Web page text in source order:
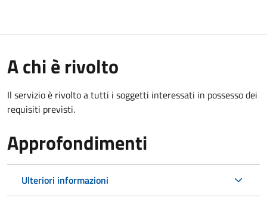
A chi è rivolto
Il servizio è rivolto a tutti i soggetti interessati in possesso dei
requisiti previsti.
Approfondimenti
Ulteriori informazioni